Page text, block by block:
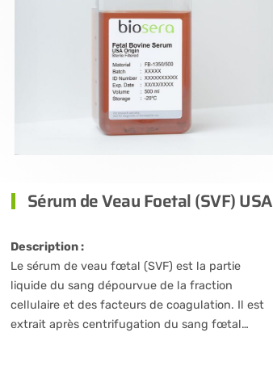
Sérum de Veau Foetal (SVF) USA
Description :
Le sérum de veau fœtal (SVF) est la partie
liquide du sang dépourvue de la fraction
cellulaire et des facteurs de coagulation. Il est
extrait après centrifugation du sang fœtal…